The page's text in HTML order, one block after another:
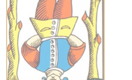
carte encourage
souvent à voir les
choses sous un
angle différent et à
abandonner ce qui
ne sert plus.